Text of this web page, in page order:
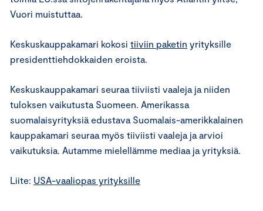
Vuori muistuttaa.
Keskuskauppakamari kokosi tiiviin paketin yrityksille
presidenttiehdokkaiden eroista.
Keskuskauppakamari seuraa tiiviisti vaaleja ja niiden
tuloksen vaikutusta Suomeen. Amerikassa
suomalaisyrityksiä edustava Suomalais-amerikkalainen
kauppakamari seuraa myös tiiviisti vaaleja ja arvioi
vaikutuksia. Autamme mielellämme mediaa ja yrityksiä.
Liite: USA-vaaliopas yrityksille